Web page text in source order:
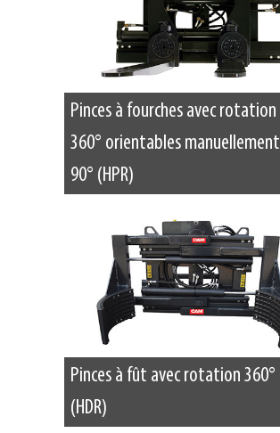
Pinces à fourches avec rotation
360° orientables manuellement
90° (HPR)
Pinces à fût avec rotation 360°
(HDR)